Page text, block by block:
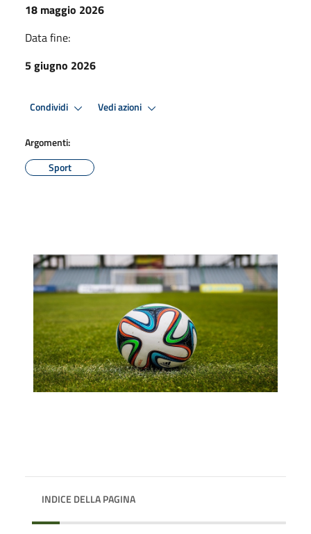
18 maggio 2026
Data fine:
5 giugno 2026
Condividi Vedi azioni
Argomenti:
Sport
INDICE DELLA PAGINA